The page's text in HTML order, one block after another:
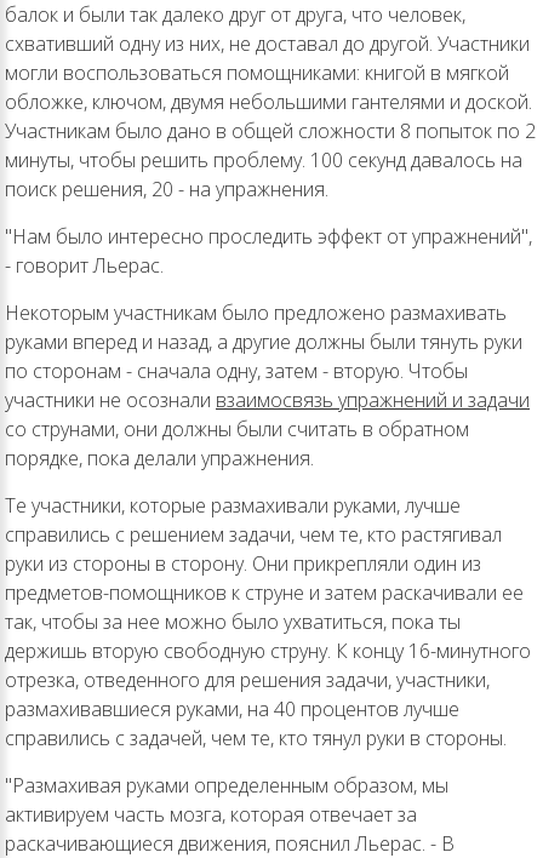
балок и были так далеко друг от друга, что человек,
схвативший одну из них, не доставал до другой. Участники
могли воспользоваться помощниками: книгой в мягкой
обложке, ключом, двумя небольшими гантелями и доской.
Участникам было дано в общей сложности 8 попыток по 2
минуты, чтобы решить проблему. 100 секунд давалось на
поиск решения, 20 - на упражнения.
"Нам было интересно проследить эффект от упражнений",
- говорит Льерас.
Некоторым участникам было предложено размахивать
руками вперед и назад, а другие должны были тянуть руки
по сторонам - сначала одну, затем - вторую. Чтобы
участники не осознали взаимосвязь упражнений и задачи
со струнами, они должны были считать в обратном
порядке, пока делали упражнения.
Те участники, которые размахивали руками, лучше
справились с решением задачи, чем те, кто растягивал
руки из стороны в сторону. Они прикрепляли один из
предметов-помощников к струне и затем раскачивали ее
так, чтобы за нее можно было ухватиться, пока ты
держишь вторую свободную струну. К концу 16-минутного
отрезка, отведенного для решения задачи, участники,
размахивавшиеся руками, на 40 процентов лучше
справились с задачей, чем те, кто тянул руки в стороны.
"Размахивая руками определенным образом, мы
активируем часть мозга, которая отвечает за
раскачивающиеся движения, пояснил Льерас. - В